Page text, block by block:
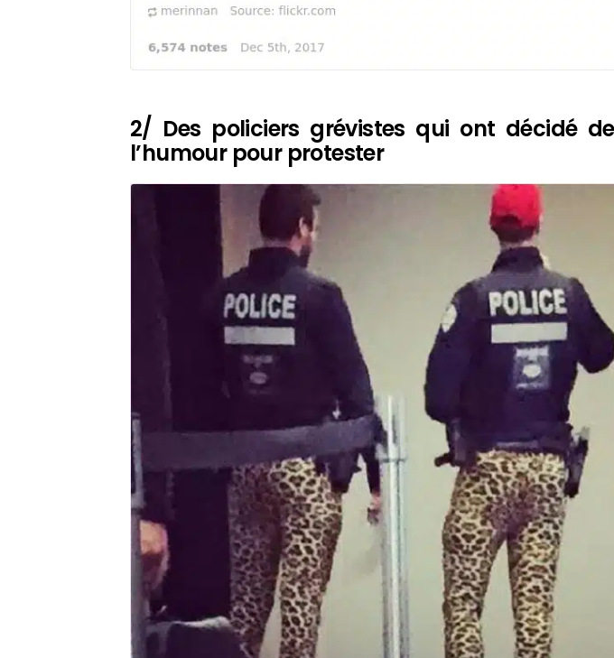
2/ Des policiers grévistes qui ont décidé
l’humour pour protester